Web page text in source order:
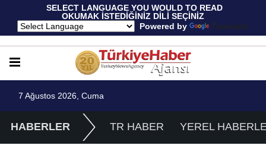
SELECT LANGUAGE YOU WOULD TO READ
OKUMAK İSTEDİĞİNİZ DİLİ SEÇİNİZ
Powered by
Translate
7 Ağustos 2026, Cuma
HABERLER TR HABER YEREL